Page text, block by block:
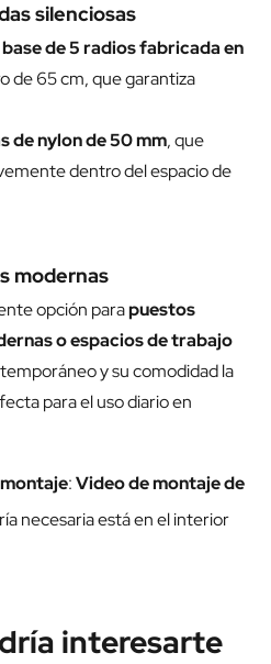
silenciosas
base de 5 radios fabricada en
de 65 cm, que garantiza
de nylon de 50 mm, que
dentro del espacio de
modernas
opción parapuestos
o espacios de trabajo
y su comodidad la
para el uso diario en
:Video de montaje de
necesaria está en el interior
interesarte